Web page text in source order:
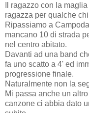
Il ragazzo con la
ragazza per qualche
Ripassiamo a
mancano 10 di strada
nel centro abitato.
Davanti ad una band
fa uno scatto a 4' ed
progressione finale.
Naturalmente non la
Mi passa anche un
canzone ci abbia dato